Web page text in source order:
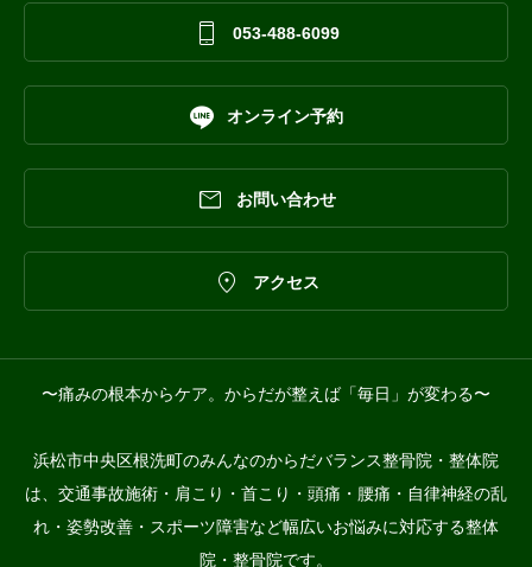
 053-488-6099
 オンライン予約
 お問い合わせ
 アクセス
〜痛みの根本からケア。からだが整えば「毎日」が変わる〜
浜松市中央区根洗町のみんなのからだバランス整骨院・整体院
は、交通事故施術・肩こり・首こり・頭痛・腰痛・自律神経の乱
れ・姿勢改善・スポーツ障害など幅広いお悩みに対応する整体
院・整骨院です。